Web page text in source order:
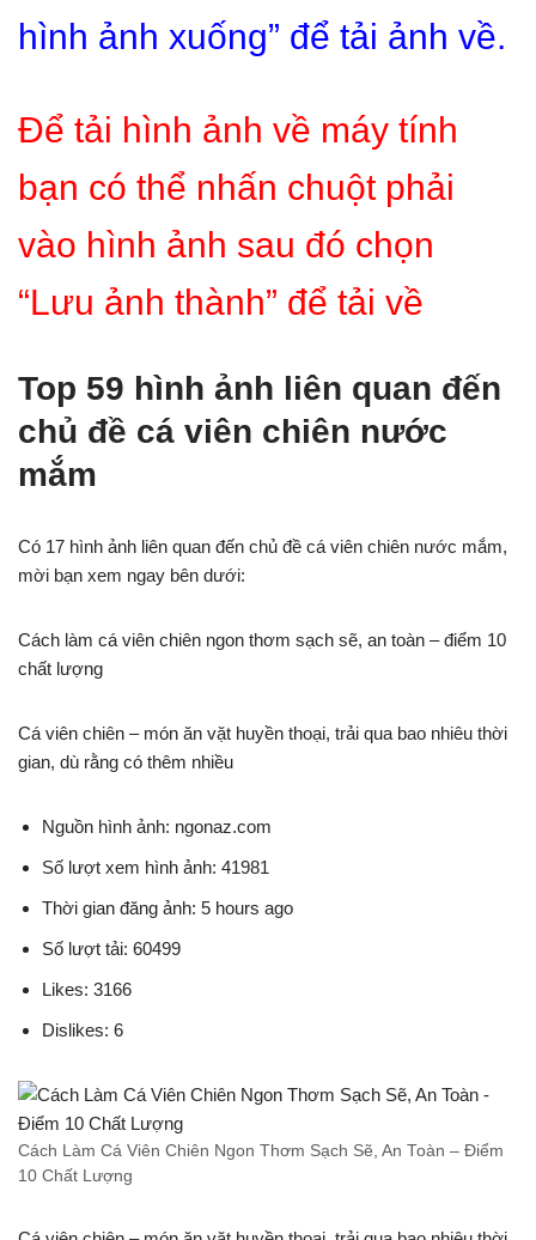
hình ảnh xuống” để tải ảnh về.
Để tải hình ảnh về máy tính
bạn có thể nhấn chuột phải
vào hình ảnh sau đó chọn
“Lưu ảnh thành” để tải về
Top 59 hình ảnh liên quan đến
chủ đề cá viên chiên nước
mắm
Có 17 hình ảnh liên quan đến chủ đề cá viên chiên nước mắm,
mời bạn xem ngay bên dưới:
Cách làm cá viên chiên ngon thơm sạch sẽ, an toàn – điểm 10
chất lượng
Cá viên chiên – món ăn vặt huyền thoại, trải qua bao nhiêu thời
gian, dù rằng có thêm nhiều
Nguồn hình ảnh: ngonaz.com
Số lượt xem hình ảnh: 41981
Thời gian đăng ảnh: 5 hours ago
Số lượt tải: 60499
Likes: 3166
Dislikes: 6
Cách Làm Cá Viên Chiên Ngon Thơm Sạch Sẽ, An Toàn – Điểm
10 Chất Lượng